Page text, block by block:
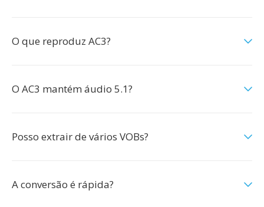
O que reproduz AC3?
O AC3 mantém áudio 5.1?
Posso extrair de vários VOBs?
A conversão é rápida?